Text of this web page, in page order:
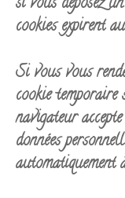
cookies expirent
Si vous vous
cookie
navigateur
données
automatiquement